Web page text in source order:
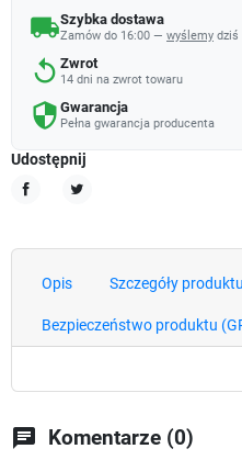
local_shippingSzybka dostawa
Zamów do 16:00 — wyślemy dziś
replay Zwrot
14 dni na zwrot towaru
security Gwarancja
Pełna gwarancja producenta
Udostępnij
Opis Szczegóły produktu
Bezpieczeństwo produktu
chat Komentarze (0)